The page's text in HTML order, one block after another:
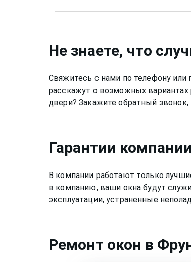
Не знаете, что
Свяжитесь с нами по телефону
расскажут о возможных
двери? Закажите обратный
Гарантии компании
В компании работают только
в компанию, ваши окна будут
эксплуатации, устраненные
Ремонт окон в